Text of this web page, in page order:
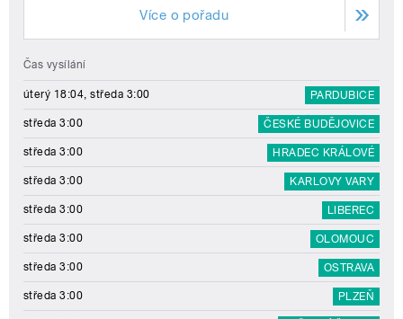
Více o pořadu
Čas vysílání
úterý 18:04, středa 3:00 PARDUBICE
středa 3:00 ČESKÉ BUDĚJOVICE
středa 3:00 HRADEC KRÁLOVÉ
středa 3:00 KARLOVY VARY
středa 3:00 LIBEREC
středa 3:00 OLOMOUC
středa 3:00 OSTRAVA
středa 3:00 PLZEŇ